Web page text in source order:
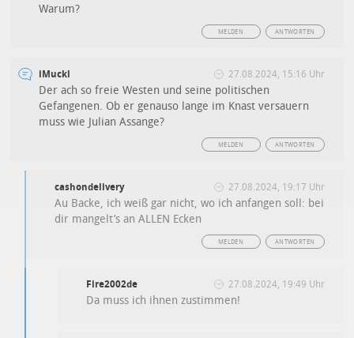
Warum?
ANTWORTEN
MELDEN
iMuckl 27.08.2024, 15:16 Uhr
Der ach so freie Westen und seine politischen
Gefangenen. Ob er genauso lange im Knast versauern
muss wie Julian Assange?
ANTWORTEN
MELDEN
cashondelivery 27.08.2024, 19:17 Uhr
Au Backe, ich weiß gar nicht, wo ich anfangen soll: bei
dir mangelt’s an ALLEN Ecken
ANTWORTEN
MELDEN
Fire2002de 27.08.2024, 19:49 Uhr
Da muss ich ihnen zustimmen!